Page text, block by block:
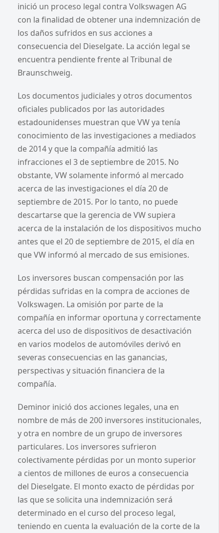
inició un proceso legal contra Volkswagen AG
con la finalidad de obtener una indemnización de
los daños sufridos en sus acciones a
consecuencia del Dieselgate. La acción legal se
encuentra pendiente frente al Tribunal de
Braunschweig.
Los documentos judiciales y otros documentos
oficiales publicados por las autoridades
estadounidenses muestran que VW ya tenía
conocimiento de las investigaciones a mediados
de 2014 y que la compañía admitió las
infracciones el 3 de septiembre de 2015. No
obstante, VW solamente informó al mercado
acerca de las investigaciones el día 20 de
septiembre de 2015. Por lo tanto, no puede
descartarse que la gerencia de VW supiera
acerca de la instalación de los dispositivos mucho
antes que el 20 de septiembre de 2015, el día en
que VW informó al mercado de sus emisiones.
Los inversores buscan compensación por las
pérdidas sufridas en la compra de acciones de
Volkswagen. La omisión por parte de la
compañía en informar oportuna y correctamente
acerca del uso de dispositivos de desactivación
en varios modelos de automóviles derivó en
severas consecuencias en las ganancias,
perspectivas y situación financiera de la
compañía.
Deminor inició dos acciones legales, una en
nombre de más de 200 inversores institucionales,
y otra en nombre de un grupo de inversores
particulares. Los inversores sufrieron
colectivamente pérdidas por un monto superior
a cientos de millones de euros a consecuencia
del Dieselgate. El monto exacto de pérdidas por
las que se solicita una indemnización será
determinado en el curso del proceso legal,
teniendo en cuenta la evaluación de la corte de la